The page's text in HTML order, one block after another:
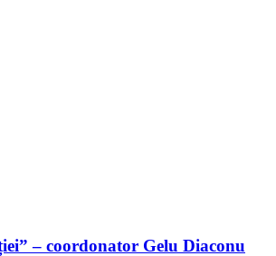
– coordonator Gelu Diaconu